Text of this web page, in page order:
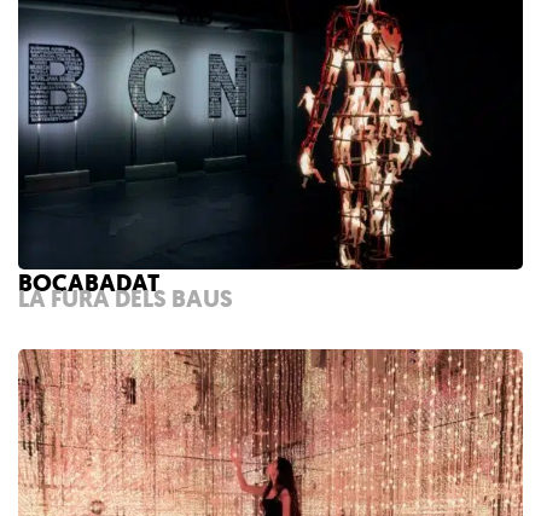
BOCABADAT
LA FURA DELS BAUS